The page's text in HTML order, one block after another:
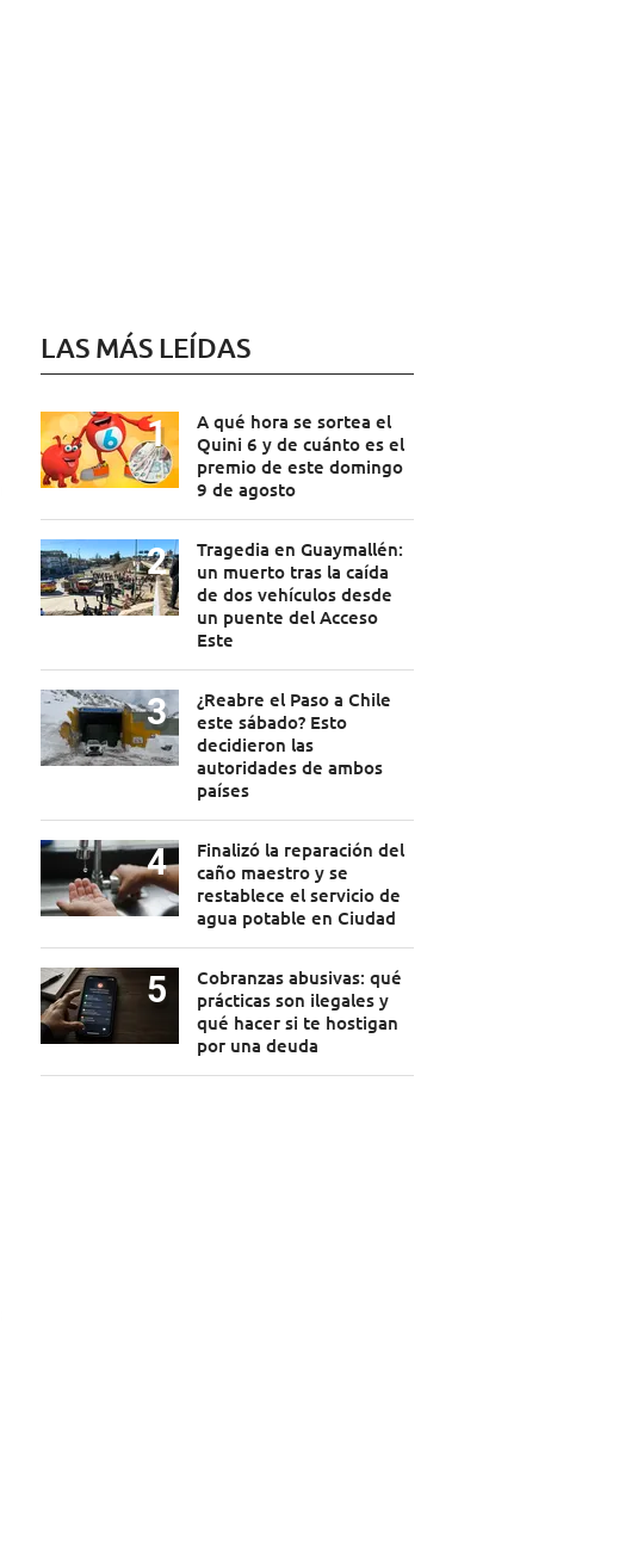
LAS MÁS LEÍDAS
A qué hora se sortea el
Quini 6 y de cuánto es el
premio de este domingo
9 de agosto
Tragedia en Guaymallén:
un muerto tras la caída
de dos vehículos desde
un puente del Acceso
Este
¿Reabre el Paso a Chile
este sábado? Esto
decidieron las
autoridades de ambos
países
Finalizó la reparación del
caño maestro y se
restablece el servicio de
agua potable en Ciudad
Cobranzas abusivas: qué
prácticas son ilegales y
qué hacer si te hostigan
por una deuda